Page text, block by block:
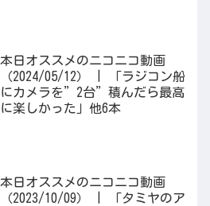
本日オススメのニコニコ動画
（2024/05/12） | 「ラジコン船
にカメラを”2台”積んだら最高
に楽しかった」他6本
本日オススメのニコニコ動画
（2023/10/09） | 「タミヤのア